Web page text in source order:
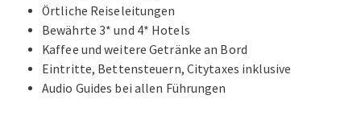
Örtliche Reiseleitungen
Bewährte 3* und 4* Hotels
Kaffee und weitere Getränke an Bord
Eintritte, Bettensteuern, Citytaxes inklusive
Audio Guides bei allen Führungen